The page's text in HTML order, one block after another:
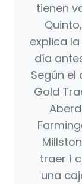
tienen
explica
día
Según el
Gold
traer 1
una